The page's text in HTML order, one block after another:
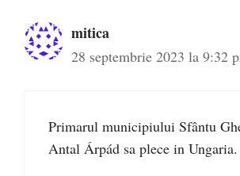
mitica
28 septembrie 2023 la 9:32
Primarul municipiului Sfântu
Antal Árpád sa plece in Ungaria.